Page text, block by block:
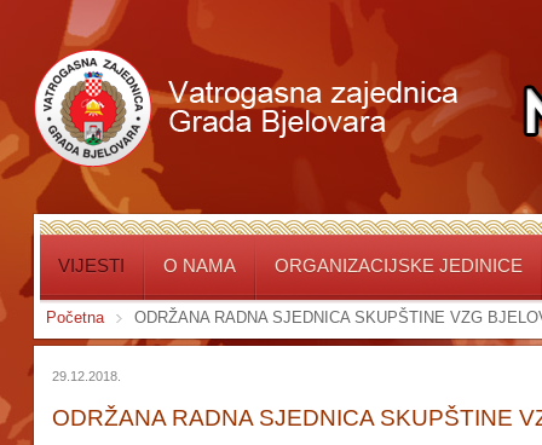
VIJESTI O NAMA ORGANIZACIJSKE JEDINICE
Početna ODRŽANA RADNA SJEDNICA SKUPŠTINE VZG
29.12.2018.
ODRŽANA RADNA SJEDNICA SKUPŠTINE